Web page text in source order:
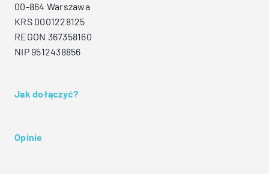
00-864 Warszawa
KRS 0001228125
REGON 367358160
NIP 9512438856
Jak dołączyć?
Opinie